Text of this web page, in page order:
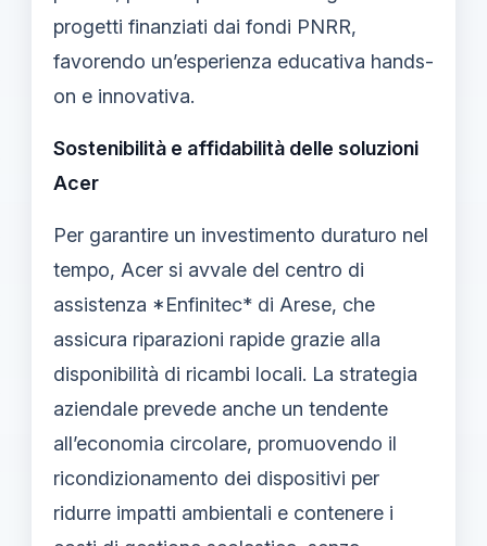
progetti finanziati dai fondi PNRR,
favorendo un’esperienza educativa hands-
on e innovativa.
Sostenibilità e affidabilità delle soluzioni
Acer
Per garantire un investimento duraturo nel
tempo, Acer si avvale del centro di
assistenza *Enfinitec* di Arese, che
assicura riparazioni rapide grazie alla
disponibilità di ricambi locali. La strategia
aziendale prevede anche un tendente
all’economia circolare, promuovendo il
ricondizionamento dei dispositivi per
ridurre impatti ambientali e contenere i